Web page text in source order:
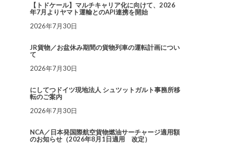
【トドケール】マルチキャリア化に向けて、2026
年7月よりヤマト運輸とのAPI連携を開始
2026年7月30日
JR貨物／お盆休み期間の貨物列車の運転計画につい
て
2026年7月30日
にしてつドイツ現地法人 シュツットガルト事務所移
転のご案内
2026年7月30日
NCA／日本発国際航空貨物燃油サーチャージ適用額
のお知らせ（2026年8月1日適用 改定）